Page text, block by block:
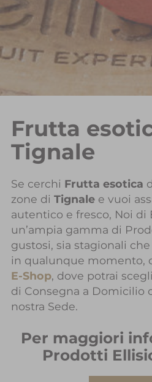
Frutta
Tignale
Se cerchi Frutta esotica
zone di Tignalee vuoi
autentico e fresco, Noi
un’ampia gamma di
gustosi, sia stagionali
in qualunque momento,
E-Shop, dove potrai
di Consegna a Domicilio
nostra Sede.
Per maggiori
Prodotti